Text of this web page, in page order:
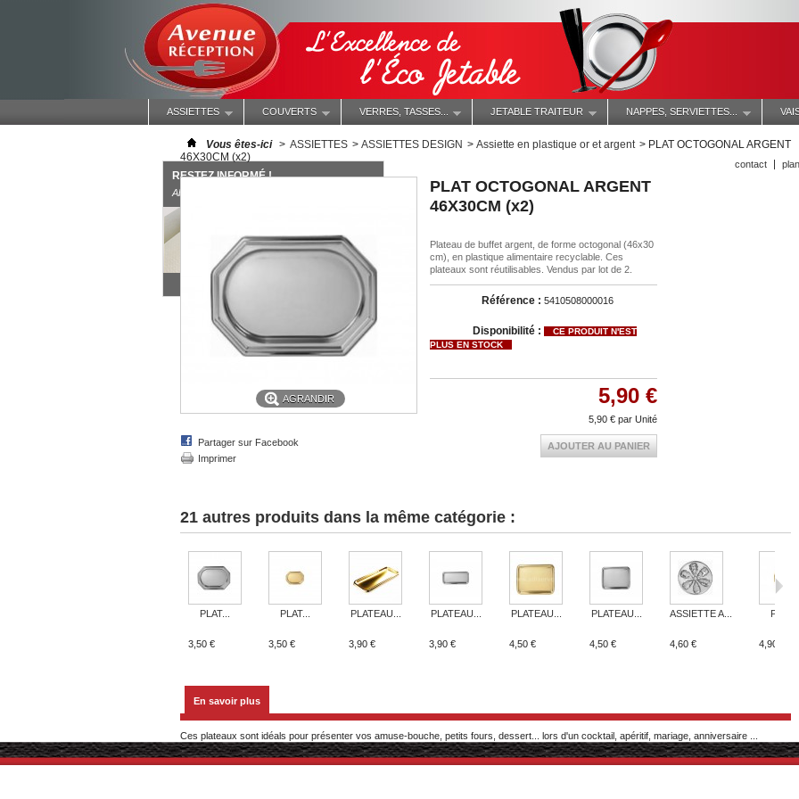
ASSIETTES COUVERTS VERRES, TASSES... JETABLE TRAITEUR NAPPES, SERVIETTES...
contact
RESTEZ INFORMÉ !
Abonnez-vous à notre newsletter
Vous êtes-ici > ASSIETTES > ASSIETTES DESIGN > Assiette en plastique or et argent > PLAT OCTOGONAL ARGENT
46X30CM (x2)
AGRANDIR
Partager sur Facebook
Imprimer
PLAT OCTOGONAL ARGENT
46X30CM (x2)
Plateau de buffet argent, de forme octogonal (46x30
cm), en plastique alimentaire recyclable. Ces
plateaux sont réutilisables. Vendus par lot de 2.
Référence : 5410508000016
Disponibilité :
CE PRODUIT N'EST
PLUS EN STOCK
5,90 €
5,90 € par Unité
AJOUTER AU PANIER
21 autres produits dans la même catégorie :
PLAT...
3,50 €
PLAT...
3,50 €
PLATEAU...
3,90 €
PLATEAU...
3,90 €
PLATEAU...
4,50 €
PLATEAU...
4,50 €
ASSIETTE A...
4,60 €
PLAT...
4,90 €
En savoir plus
Ces plateaux sont idéals pour présenter vos amuse-bouche, petits fours, dessert... lors d'un cocktail, apéritif, mariage, anniversaire ...